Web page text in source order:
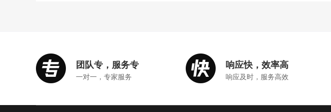
团队专，服务专
一对一，专家服务
响应快，效率高
响应及时，服务高效